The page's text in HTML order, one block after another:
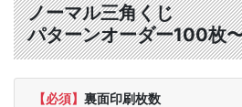
ノーマル三角くじ
パターンオーダー100枚
【必須】 裏面印刷枚数